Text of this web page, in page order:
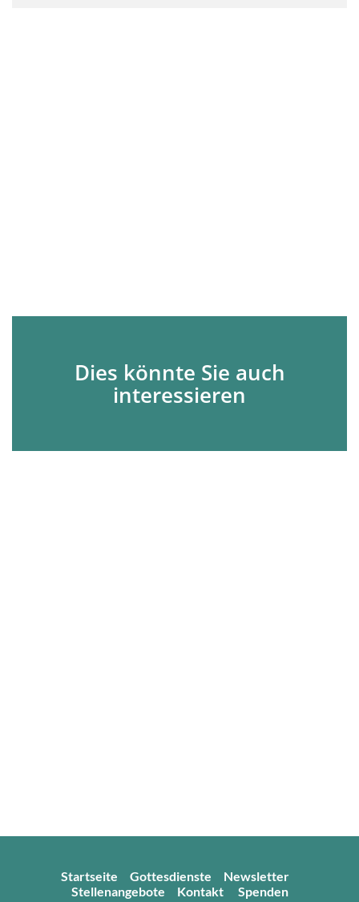
Dies könnte Sie auch
interessieren
Startseite Gottesdienste
Newsletter
Stellenangebote
Kontakt Spenden